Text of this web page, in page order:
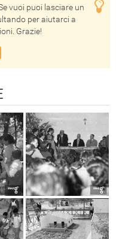
vuoi puoi lasciare un
per aiutarci a
Grazie!